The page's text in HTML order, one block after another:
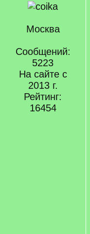
Москва
Сообщений:
5223
На сайте с
2013 г.
Рейтинг:
16454